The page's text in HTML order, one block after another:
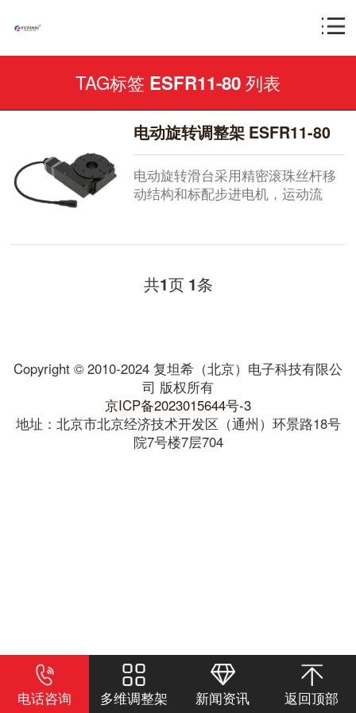
TAG标签 ESFR11-80列表
电动旋转调整架 ESFR11-80
电动旋转滑台采用精密滚珠丝杆移
动结构和标配步进电机，运动流
共1页 1条
Copyright © 2010-2024 复坦希（北京）电子科技有限公
司 版权所有
京ICP备2023015644号-3
地址：北京市北京经济技术开发区（通州）环景路18号
院7号楼7层704
电话咨询 多维调整架 新闻资讯 返回顶部